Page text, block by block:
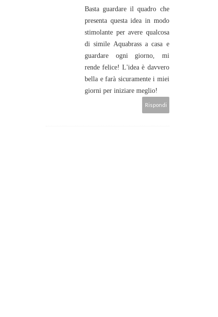
Basta guardare il quadro che
presenta questa idea in modo
stimolante per avere qualcosa
di simile Aquabrass a casa e
guardare ogni giorno, mi
rende felice! L'idea è davvero
bella e farà sicuramente i miei
giorni per iniziare meglio!
Rispondi